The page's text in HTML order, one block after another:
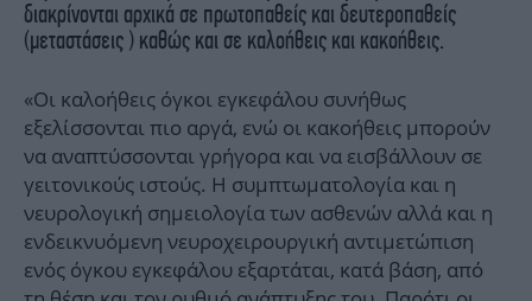
διακρίνονται αρχικά σε πρωτοπαθείς και δευτεροπαθείς
(μεταστάσεις ) καθώς και σε καλοήθεις και κακοήθεις.
«Οι καλοήθεις όγκοι εγκεφάλου συνήθως
εξελίσσονται πιο αργά, ενώ οι κακοήθεις μπορούν
να αναπτύσσονται γρήγορα και να εισβάλλουν σε
γειτονικούς ιστούς. Η συμπτωματολογία και η
νευρολογική σημειολογία των ασθενών αλλά και η
ενδεικνυόμενη νευροχειρουργική αντιμετώπιση
ενός όγκου εγκεφάλου εξαρτάται, κατά βάση, από